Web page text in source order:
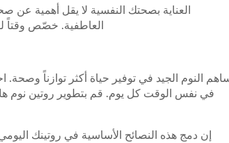
العناية بصحتك النفسية لا يقل أهمية عن
العاطفية. خصّص وقتاً
في نفس الوقت كل يوم. قم بتطوير روتين نوم
إن دمج هذه النصائح الأساسية في روتينك